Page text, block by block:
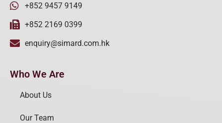
+852 9457 9149
+852 2169 0399
enquiry@simard.com.hk
Who We Are
About Us
Our Team